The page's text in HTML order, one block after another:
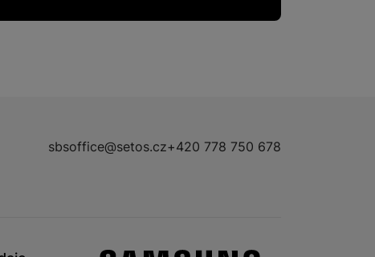
sbsoffice@setos.cz+420 778 750 678